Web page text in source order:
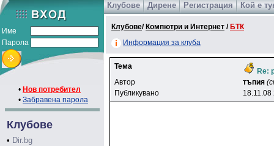
Games
Име
Парола
• Нов потребител
• Забравена парола
Клубове
• Dir.bg
Клубове Дирене Регистрация Кой е
Клубове/ Компютри и Интернет / БТК
Информация за клуба
Тема
Re:
Автор
тъпия
Публикувано
18.11.08